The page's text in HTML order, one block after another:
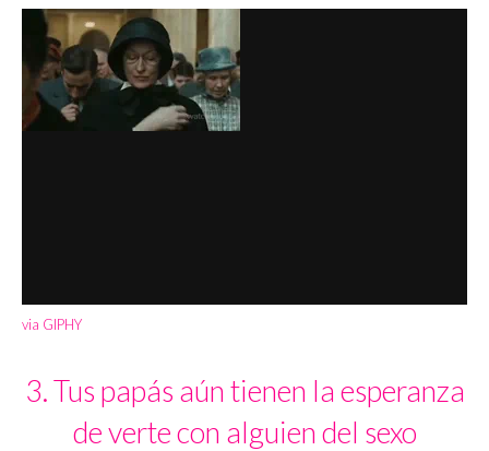
via GIPHY
3. Tus papás aún tienen la esperanza
de verte con alguien del sexo